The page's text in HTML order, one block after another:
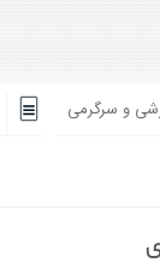
و سرگرمی